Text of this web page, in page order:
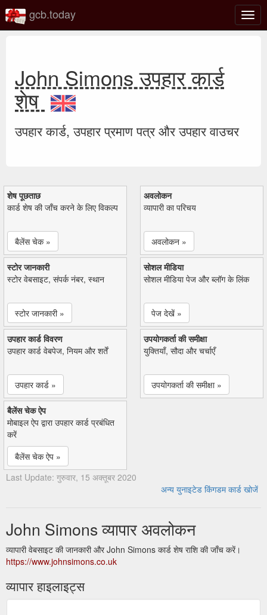
टॉगल
gcb.today
John Simons उपहार कार्ड
शेष
उपहार कार्ड, उपहार प्रमाण पत्र और उपहार वाउचर
शेष पूछताछ
कार्ड शेष की जाँच करने के लिए विकल्प
बैलेंस चेक »
अवलोकन
व्यापारी का परिचय
अवलोकन »
स्टोर जानकारी
स्टोर वेबसाइट, संपर्क नंबर, स्थान
स्टोर जानकारी »
सोशल मीडिया
सोशल मीडिया पेज और ब्लॉग के लिंक
पेज देखें »
उपहार कार्ड विवरण
उपहार कार्ड वेबपेज, नियम और शर्तें
उपहार कार्ड »
उपयोगकर्ता की समीक्षा
युक्तियाँ, सौदा और चर्चाएँ
उपयोगकर्ता की समीक्षा »
बैलेंस चेक ऐप
मोबाइल ऐप द्वारा उपहार कार्ड प्रबंधित
करें
बैलेंस चेक ऐप »
Last Update: गुरुवार, 15 अक्तूबर 2020
अन्य युनाइटेड किंगडम कार्ड खोजें
John Simons व्यापार अवलोकन
व्यापारी वेबसाइट की जानकारी और John Simons कार्ड शेष राशि की जाँच करें।
https://www.johnsimons.co.uk
व्यापार हाइलाइट्स